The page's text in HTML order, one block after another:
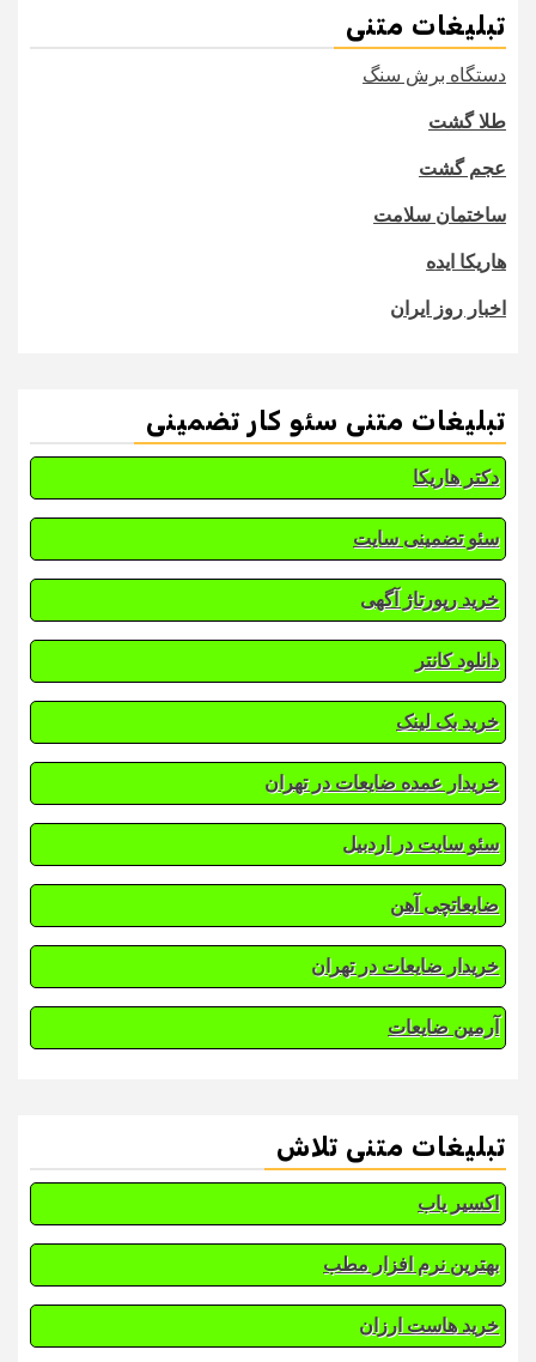
تبلیغات متنی
دستگاه برش سنگ
طلا گشت
عجم گشت
ساختمان سلامت
هاریکا ایده
اخبار روز ایران
تبلیغات متنی سئو کار تضمینی
دکتر هاریکا
سئو تضمینی سایت
خرید رپورتاژ آگهی
دانلود کانتر
خرید بک لینک
خریدار عمده ضایعات در تهران
سئو سایت در اردبیل
ضایعاتچی آهن
خریدار ضایعات در تهران
آرمین ضایعات
تبلیغات متنی تلاش
اکسیر یاب
بهترین نرم افزار مطب
خرید هاست ارزان